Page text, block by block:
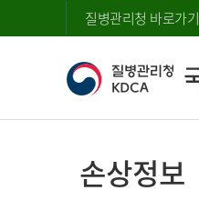
질병관리청 바로가기
손상정보